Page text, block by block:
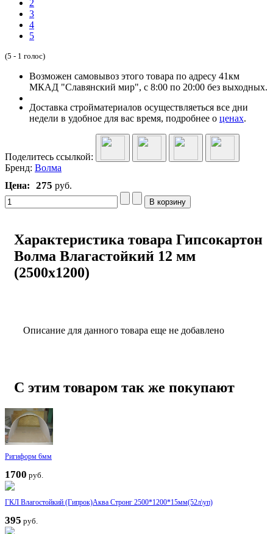
2
3
4
5
(5 - 1 голос)
Возможен самовывоз этого товара по адресу 41км
МКАД "Славянский мир", с 8:00 по 20:00 без выходных.
Доставка стройматериалов осуществляеться все дни
недели в удобное для вас время, подробнее о ценах.
Поделитесь ссылкой:
Бренд: Волма
Цена:
275 руб.
Характеристика товара Гипсокартон
Волма Влагастойкий 12 мм
(2500х1200)
Описание для данного товара еще не добавлено
С этим товаром так же покупают
Ригиформ 6мм
1700 руб.
ГКЛ Влагостойкий (Гипрок)Аква Стронг 2500*1200*15мм(52л\уп)
395 руб.